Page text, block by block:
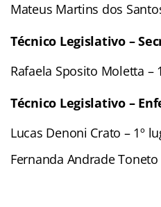
Mateus Martins dos
Técnico Legislativo –
Rafaela Sposito Moletta –
Técnico Legislativo –
Lucas Denoni Crato – 1º
Fernanda Andrade